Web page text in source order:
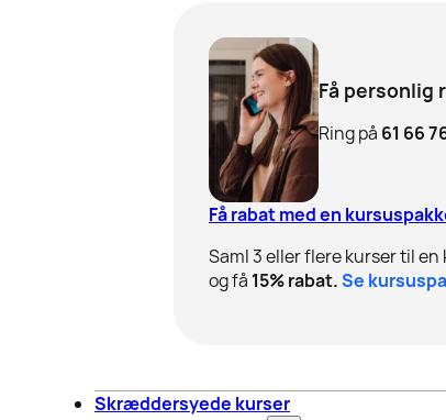
Få personlig
Ring på 61 66
Få rabat med en
Saml 3 eller flere kurser til
og få 15% rabat.Se
Skræddersyede kurser